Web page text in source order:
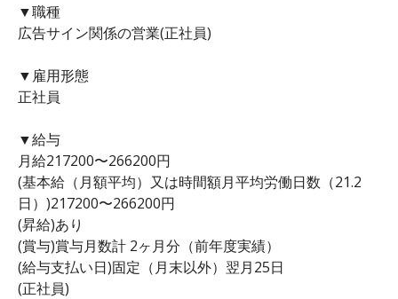
▼職種
広告サイン関係の営業(正社員)
▼雇用形態
正社員
▼給与
月給217200〜266200円
(基本給（月額平均）又は時間額月平均労働日数（21.2
日）)217200〜266200円
(昇給)あり
(賞与)賞与月数計 2ヶ月分（前年度実績）
(給与支払い日)固定（月末以外）翌月25日
(正社員)